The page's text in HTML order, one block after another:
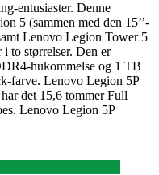
entusiaster. Denne
5 (sammen med den 15’’-
Lenovo Legion Tower 5
to størrelser. Den er
hukommelse og 1 TB
farve. Lenovo Legion 5P
det 15,6 tommer Full
Lenovo Legion 5P